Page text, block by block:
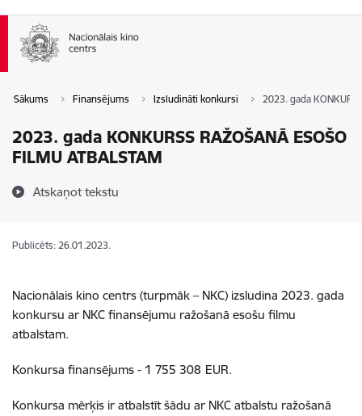
Sākums Finansējums Izsludināti konkursi 2023. gada
2023. gada KONKURSS RAŽOŠANĀ ESOŠO
FILMU ATBALSTAM
Atskaņot tekstu
Publicēts: 26.01.2023.
Nacionālais kino centrs (turpmāk – NKC) izsludina 2023. gada
konkursu ar NKC finansējumu ražošanā esošu filmu
atbalstam.
Konkursa finansējums - 1 755 308 EUR.
Konkursa mērķis ir atbalstīt šādu ar NKC atbalstu ražošanā